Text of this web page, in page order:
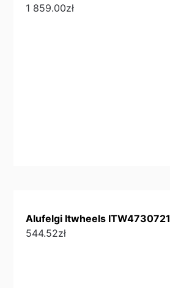
1 859.00zł
Alufelgi Itwheels ITW4730721
544.52zł